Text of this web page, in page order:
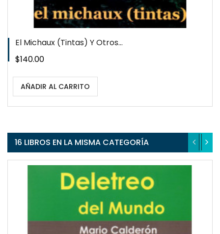
El Michaux (tintas) Y Otros...
Precio
$140.00
AÑADIR AL CARRITO
16 LIBROS EN LA MISMA CATEGORÍA